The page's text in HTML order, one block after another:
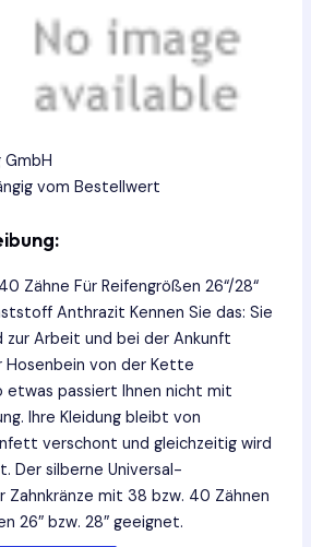
vom Bestellwert
Zähne Für Reifengrößen 26“/28“
Anthrazit Kennen Sie das: Sie
zur Arbeit und bei der Ankunft
Hosenbein von der Kette
passiert Ihnen nicht mit
Ihre Kleidung bleibt von
verschont und gleichzeitig wird
Der silberne Universal-
mit 38 bzw. 40 Zähnen
26″ bzw. 28″ geeignet.